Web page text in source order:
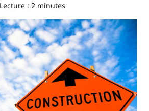
Lecture : 2 minutes